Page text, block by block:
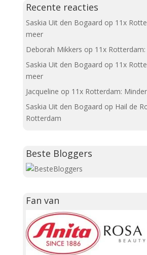
Recente reacties
Saskia Uit den Bogaard op 11x
meer
Deborah Mikkers op 11x
Saskia Uit den Bogaard op 11x
meer
Jacqueline op 11x Rotterdam:
Saskia Uit den Bogaard op Hail de
Rotterdam
Beste Bloggers
Fan van